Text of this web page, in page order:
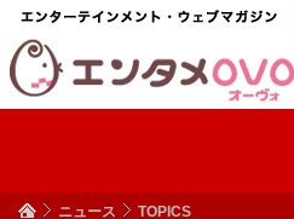
ニュース TOPICS